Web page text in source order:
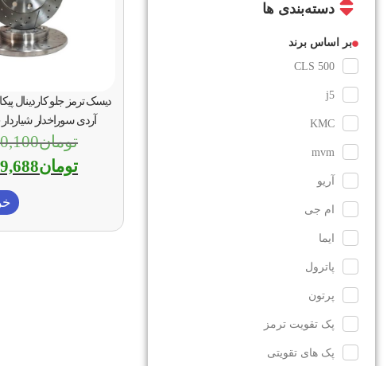
دسته‌بندی ها
بر اساس برند
CLS 500
j5
KMC
mvm
آریو
ام جی
ایما
پاترول
پرتون
پک تقویت ترمز
پک های تقویتی
دیسک ترمز جلو کاردینال
آردی سوراخدار
تومان
تومان